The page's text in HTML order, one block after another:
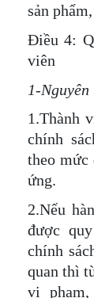
sản
Điều 4:
viên
1-
1.Thành
chính
theo mức
ứng.
2.Nếu
được
chính
quan thì
vi phạm,